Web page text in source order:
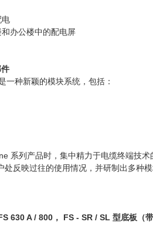
电
办公楼中的配电屏
一种新颖的模块系统，包括：
系列产品时，集中精力于电缆终端技术
处反映过往的使用情况，并研制出多种模
630 A / 800 ， FS - SR / SL 型底板（